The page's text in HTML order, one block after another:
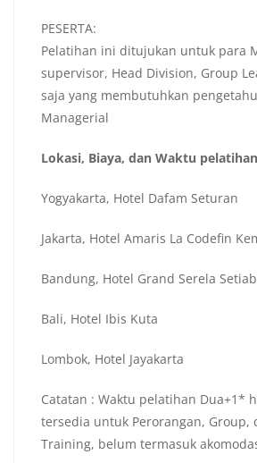
PESERTA:
Pelatihan ini ditujukan untuk para
supervisor, Head Division, Group
saja yang membutuhkan
Managerial
Lokasi, Biaya, dan Waktu
Yogyakarta, Hotel Dafam Seturan
Jakarta, Hotel Amaris La Codefin
Bandung, Hotel Grand Serela
Bali, Hotel Ibis Kuta
Lombok, Hotel Jayakarta
Catatan : Waktu pelatihan Dua+1*
tersedia untuk Perorangan, Group,
Training, belum termasuk